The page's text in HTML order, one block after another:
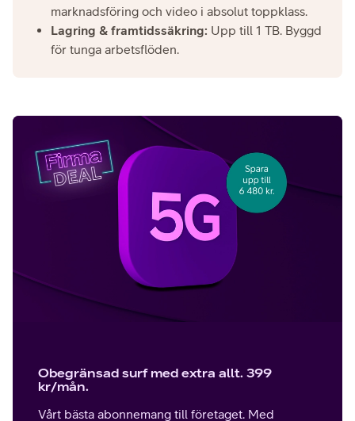
marknadsföring och video i absolut toppklass.
Lagring & framtidssäkring: Upp till 1 TB. Byggd
för tunga arbetsflöden.
Obegränsad surf med extra allt. 399
kr/mån.
Vårt bästa abonnemang till företaget. Med